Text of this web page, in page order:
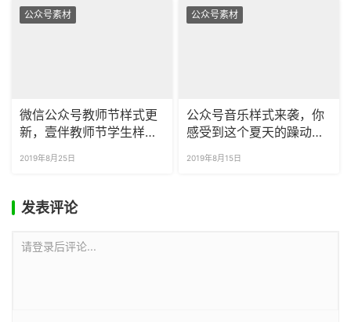
公众号素材
微信公众号教师节样式更
新，壹伴教师节学生样式
2019年8月25日
公众号素材
公众号音乐样式来袭，你
感受到这个夏天的躁动了
2019年8月15日
发表评论
请登录后评论...